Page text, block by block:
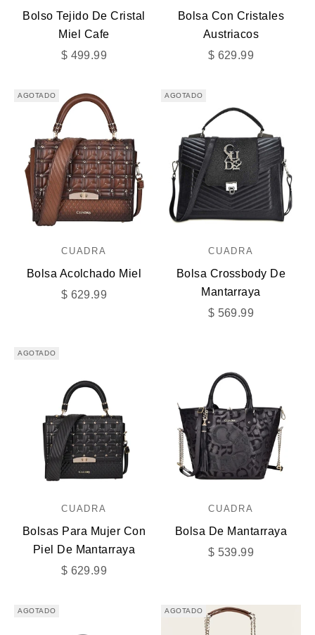
Bolso Tejido De Cristal
Miel Cafe
Precio de oferta
$ 499.99
Bolsa Con Cristales
Austriacos
Precio de oferta
$ 629.99
AGOTADO
CUADRA
Bolsa Acolchado Miel
Precio de oferta
$ 629.99
AGOTADO
CUADRA
Bolsa Crossbody De
Mantarraya
Precio de oferta
$ 569.99
AGOTADO
CUADRA
Bolsas Para Mujer Con
Piel De Mantarraya
Precio de oferta
$ 629.99
CUADRA
Bolsa De Mantarraya
Precio de oferta
$ 539.99
AGOTADO AGOTADO